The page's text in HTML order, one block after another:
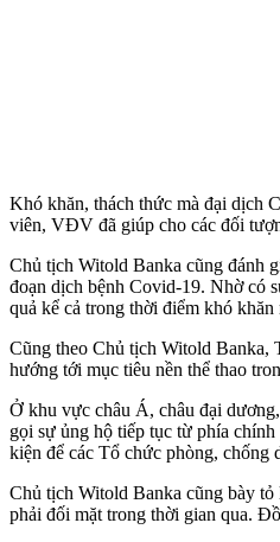
Khó khăn, thách thức mà đại dịch
viên, VĐV đã giúp cho các đối
Chủ tịch Witold Banka cũng đánh
đoạn dịch bệnh Covid-19. Nhờ có
quả kể cả trong thời điểm khó khăn
Cũng theo Chủ tịch Witold Banka,
hướng tới mục tiêu nền thể thao
Ở khu vực châu Á, châu đại
gọi sự ủng hộ tiếp tục từ phía
kiện để các Tổ chức phòng, chống
Chủ tịch Witold Banka cũng bày tỏ
phải đối mặt trong thời gian qua.